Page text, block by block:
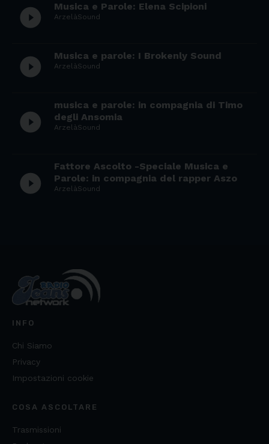
play_circle_filled Musica e Parole: Elena Scipioni
ArzelàSound
play_circle_filled Musica e parole: I Brokenly Sound
ArzelàSound
play_circle_filled
musica e parole: in compagnia di Timo
degli Ansomia
ArzelàSound
play_circle_filled
Fattore Ascolto -Speciale Musica e
Parole: in compagnia del rapper Aszo
ArzelàSound
INFO
Chi Siamo
Privacy
Impostazioni cookie
COSA ASCOLTARE
Trasmissioni